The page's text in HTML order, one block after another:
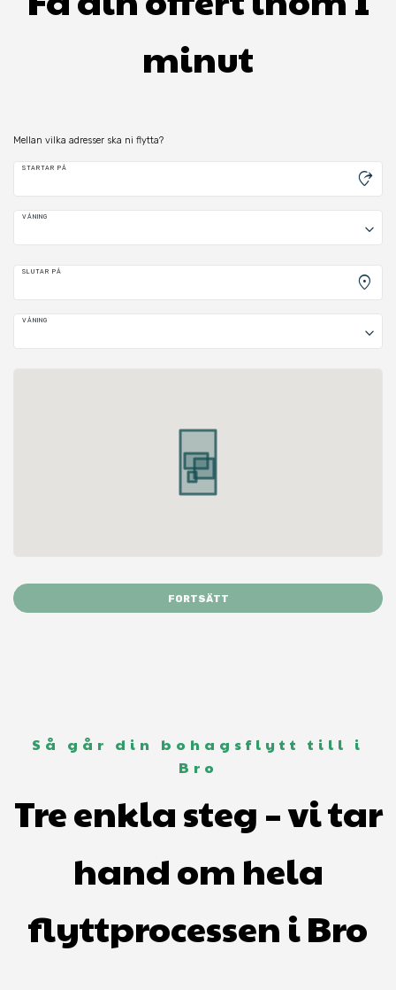
minut
Mellan vilka adresser ska ni flytta?
STARTAR PÅ
moved_location
VÅNING
keyboard_arrow_down
SLUTAR PÅ
location_on
VÅNING
keyboard_arrow_down
FORTSÄTT
Så går din bohagsflytt till i
Bro
Tre enkla steg – vi tar
hand om hela
flyttprocessen i Bro